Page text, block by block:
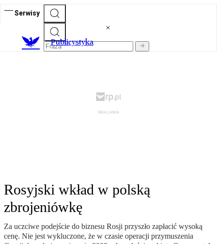
Serwisy
Publicystyka
Rosyjski wkład w polską
zbrojeniówkę
Za uczciwe podejście do biznesu Rosji przyszło zapłacić wysoką
cenę. Nie jest wykluczone, że w czasie operacji przymuszenia